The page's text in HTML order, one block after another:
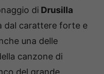
di Drusilla
dal carattere forte e
una delle
canzone di
del grande